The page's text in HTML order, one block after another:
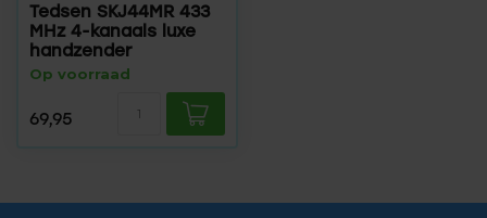
Tedsen SKJ44MR 433
MHz 4-kanaals luxe
handzender
Op voorraad
69,95